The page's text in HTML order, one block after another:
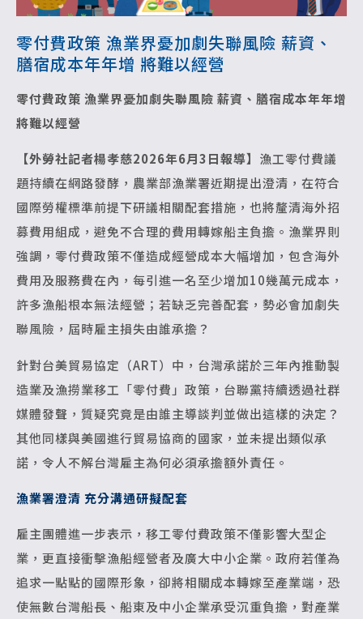
零付費政策 漁業界憂加劇失聯風險 薪資、
膳宿成本年年增 將難以經營
零付費政策 漁業界憂加劇失聯風險 薪資、膳宿成本年年增
將難以經營
【外勞社記者楊孝慈2026年6月3日報導】 漁工零付費議
題持續在網路發酵，農業部漁業署近期提出澄清，在符合
國際勞權標準前提下研議相關配套措施，也將釐清海外招
募費用組成，避免不合理的費用轉嫁船主負擔。漁業界則
強調，零付費政策不僅造成經營成本大幅增加，包含海外
費用及服務費在內，每引進一名至少增加10幾萬元成本，
許多漁船根本無法經營；若缺乏完善配套，勢必會加劇失
聯風險，屆時雇主損失由誰承擔？
針對台美貿易協定（ART）中，台灣承諾於三年內推動製
造業及漁撈業移工「零付費」政策，台聯黨持續透過社群
媒體發聲，質疑究竟是由誰主導談判並做出這樣的決定？
其他同樣與美國進行貿易協商的國家，並未提出類似承
諾，令人不解台灣雇主為何必須承擔額外責任。
漁業署澄清 充分溝通研擬配套
雇主團體進一步表示，移工零付費政策不僅影響大型企
業，更直接衝擊漁船經營者及廣大中小企業。政府若僅為
追求一點點的國際形象，卻將相關成本轉嫁至產業端，恐
使無數台灣船長、船東及中小企業承受沉重負擔，對產業